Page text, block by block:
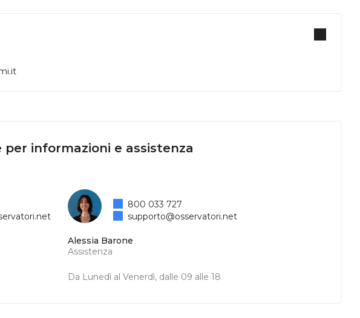
per informazioni e assistenza
Alessia Barone
Assistenza
Da Lunedì al Venerdì, dalle 09 alle 18
800 033 727
supporto@osservatori.net